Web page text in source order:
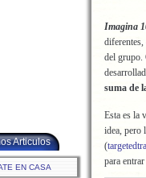
Articulos
EN CASA
Imagina
del grupo.
suma de
Esta es la
idea, pero
(
para